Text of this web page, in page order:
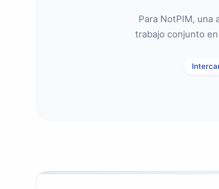
Para NotPIM, una
trabajo conjunto